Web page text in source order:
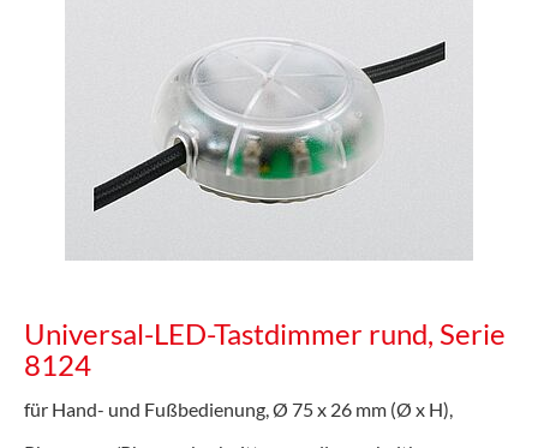
Universal-LED-Tastdimmer rund, Serie
8124
für Hand- und Fußbedienung, Ø 75 x 26 mm (Ø x H),